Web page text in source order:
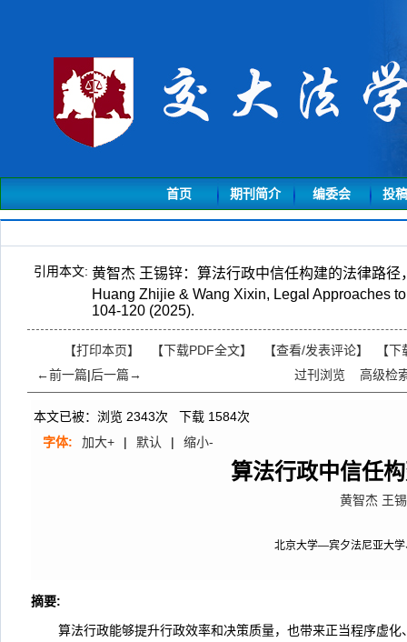
首页 期刊简介 编委会 投
引用本文: 黄智杰 王锡锌：算法行政中信任构建的法律路
Huang Zhijie & Wang Xixin, Legal Approaches
104-120 (2025).
【打印本页】 【下载PDF全文】 【查看/发表评论】 【下
←前一篇|后一篇→ 过刊浏览 高级检
本文已被：浏览 2343次 下载 1584次
字体:
加大+ | 默认 | 缩小-
算法行政中信任
黄智杰 王
北京大学—宾夕法尼亚大学
摘要:
算法行政能够提升行政效率和决策质量，也带来正当程序虚